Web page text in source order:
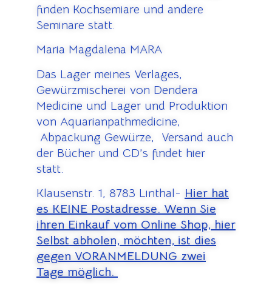
finden Kochsemiare und andere
Seminare statt.
Maria Magdalena MARA
Das Lager meines Verlages,
Gewürzmischerei von Dendera
Medicine und Lager und Produktion
von Aquarianpathmedicine,
Abpackung Gewürze, Versand auch
der Bücher und CD’s findet hier
statt.
Klausenstr. 1, 8783 Linthal- Hier hat
es KEINE Postadresse. Wenn Sie
ihren Einkauf vom Online Shop, hier
Selbst abholen, möchten, ist dies
gegen VORANMELDUNG zwei
Tage möglich.